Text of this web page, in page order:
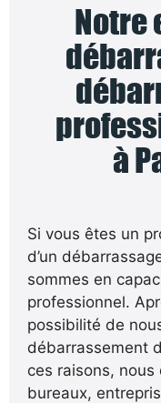
Notre
à
Si vous êtes un
d’un
sommes en
professionnel.
possibilité de
débarrassement
ces raisons,
bureaux,